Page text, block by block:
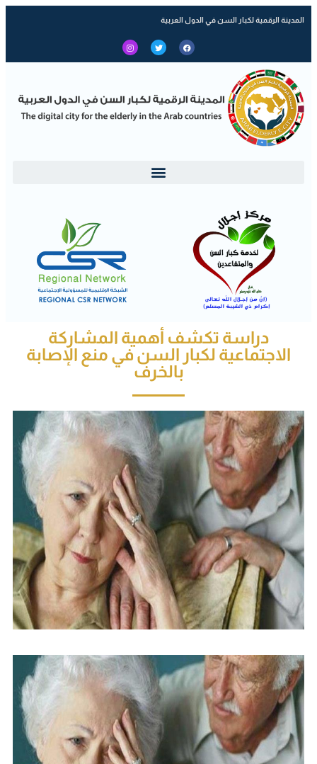
المدينة الرقمية لكبار السن في الدول العربية
دراسة تكشف أهمية المشاركة
الاجتماعية لكبار السن في منع الإصابة
بالخرف